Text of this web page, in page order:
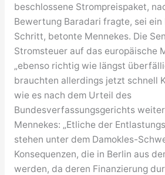
beschlossene Strompreispaket,
Bewertung Baradari fragte, sei
Schritt, betonte Mennekes. Die
Stromsteuer auf das europäische
„ebenso richtig wie längst
brauchten allerdings jetzt schnell
wie es nach dem Urteil des
Bundesverfassungsgerichts
Mennekes: „Etliche der
stehen unter dem Damokles-
Konsequenzen, die in Berlin aus
werden, da deren Finanzierung